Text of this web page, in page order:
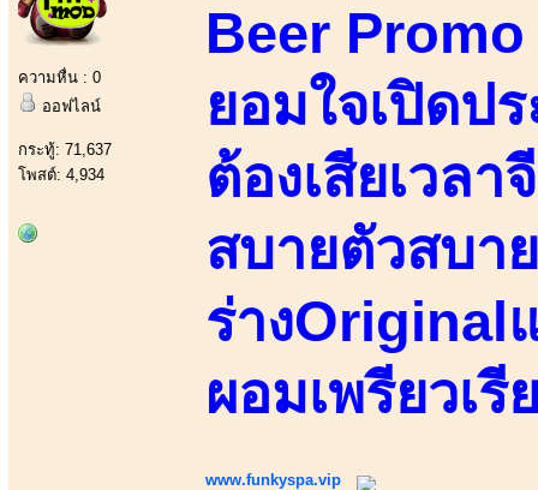
ความหื่น : 0
ออฟไลน์
กระทู้: 71,637
โพสต์: 4,934
Beer
ยอมใจเปิดป
ต้องเสียเวล
สบายตัวสบา
ร่างOriginal
ผอมเพรียวเ
www.funkyspa.vip